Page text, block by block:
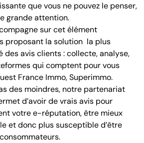
que vous ne pouvez le penser,
grande attention.
sur cet élément
proposant la solution la plus
des avis clients : collecte, analyse,
qui comptent pour vous
France Immo, Superimmo.
des moindres, notre partenariat
d’avoir de vrais avis pour
votre e-réputation, être mieux
et donc plus susceptible d’être